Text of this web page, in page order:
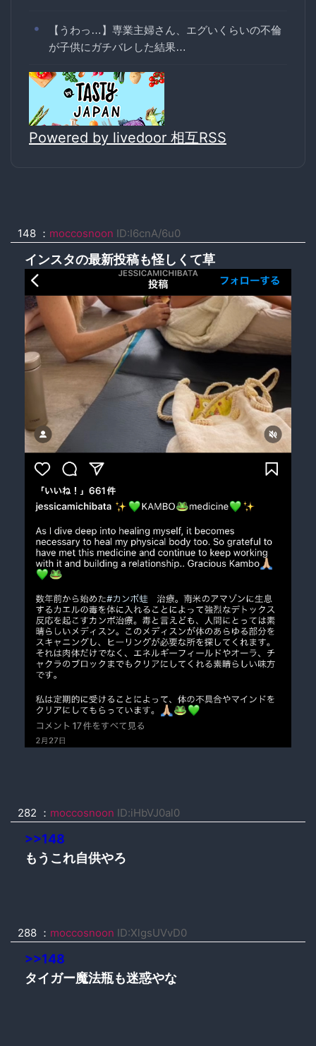
【うわっ…】専業主婦さん、エグいくらいの不倫
が子供にガチバレした結果…
Powered by livedoor 相互RSS
148 ： moccosnoon ID:I6cnA/6u0
インスタの最新投稿も怪しくて草
282 ： moccosnoon ID:iHbVJ0al0
>>148
もうこれ自供やろ
288 ： moccosnoon ID:XlgsUVvD0
>>148
タイガー魔法瓶も迷惑やな